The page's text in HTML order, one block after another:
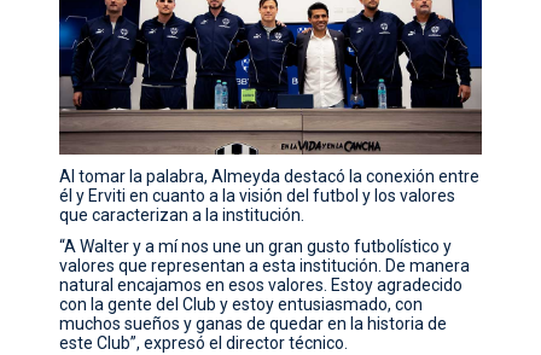
Al tomar la palabra, Almeyda destacó la conexión entre
él y Erviti en cuanto a la visión del futbol y los valores
que caracterizan a la institución.
“A Walter y a mí nos une un gran gusto futbolístico y
valores que representan a esta institución. De manera
natural encajamos en esos valores. Estoy agradecido
con la gente del Club y estoy entusiasmado, con
muchos sueños y ganas de quedar en la historia de
este Club”, expresó el director técnico.